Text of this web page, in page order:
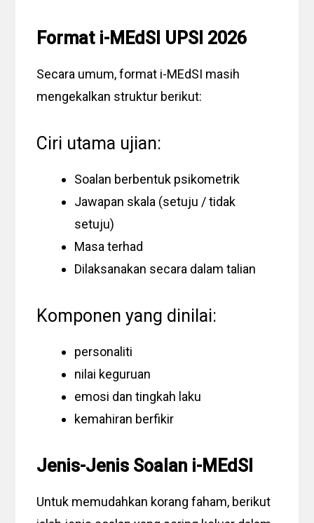
Format i-MEdSI UPSI 2026
Secara umum, format i-MEdSI masih
mengekalkan struktur berikut:
Ciri utama ujian:
Soalan berbentuk psikometrik
Jawapan skala (setuju / tidak
setuju)
Masa terhad
Dilaksanakan secara dalam talian
Komponen yang dinilai:
personaliti
nilai keguruan
emosi dan tingkah laku
kemahiran berfikir
Jenis-Jenis Soalan i-MEdSI
Untuk memudahkan korang faham, berikut